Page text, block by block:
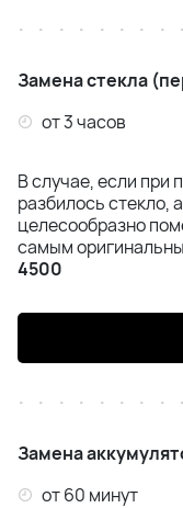
Замена стекла
от 3 часов
В случае, если при
разбилось стекло,
целесообразно
самым
4500
Замена
от 60 минут